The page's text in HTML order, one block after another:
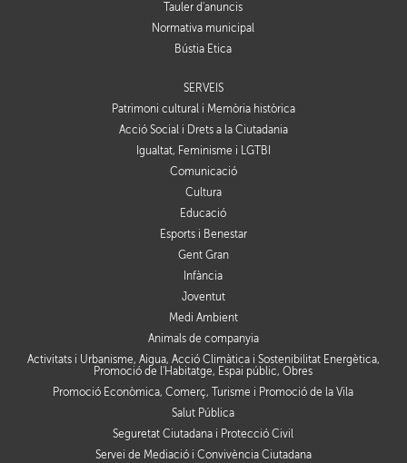
Tauler d'anuncis
Normativa municipal
Bústia Ètica
SERVEIS
Patrimoni cultural i Memòria històrica
Acció Social i Drets a la Ciutadania
Igualtat, Feminisme i LGTBI
Comunicació
Cultura
Educació
Esports i Benestar
Gent Gran
Infància
Joventut
Medi Ambient
Animals de companyia
Activitats i Urbanisme, Aigua, Acció Climàtica i Sostenibilitat Energètica,
Promoció de l'Habitatge, Espai públic, Obres
Promoció Econòmica, Comerç, Turisme i Promoció de la Vila
Salut Pública
Seguretat Ciutadana i Protecció Civil
Servei de Mediació i Convivència Ciutadana